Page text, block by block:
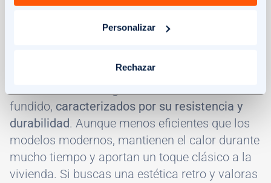
Personalizar
Rechazar
fundido, caracterizados por su resistencia y
durabilidad. Aunque menos eficientes que los
modelos modernos, mantienen el calor durante
mucho tiempo y aportan un toque clásico a la
vivienda. Si buscas una estética retro y valoras